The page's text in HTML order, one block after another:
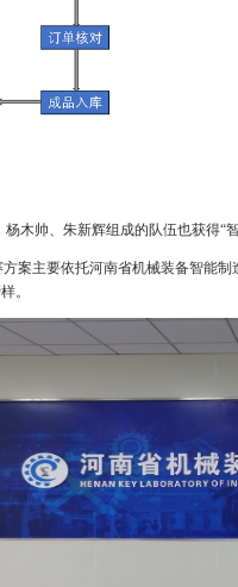
木帅、朱新辉组成的队伍也获得
方案主要依托河南省机械装备智能
。